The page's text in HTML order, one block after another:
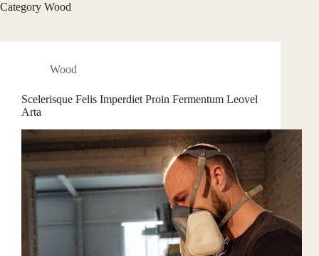
Category Wood
Wood
Scelerisque Felis Imperdiet Proin Fermentum Leovel
Arta